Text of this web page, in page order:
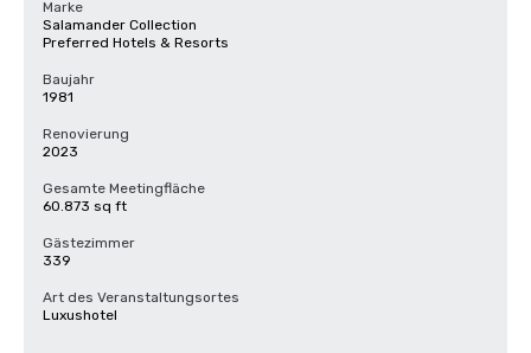
Marke
Salamander Collection
Preferred Hotels & Resorts
Baujahr
1981
Renovierung
2023
Gesamte Meetingfläche
60.873 sq ft
Gästezimmer
339
Art des Veranstaltungsortes
Luxushotel